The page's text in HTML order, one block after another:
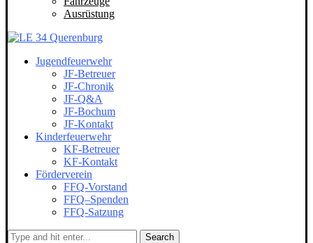
Ausrüstung
Jugendfeuerwehr
JF-Betreuer
JF-Chronik
JF-Q&A
JF-Bochum
JF-Kontakt
Kinderfeuerwehr
KF-Betreuer
KF-Kontakt
Förderverein
FFQ-Vorstand
FFQ–Spenden
FFQ-Satzung
Search